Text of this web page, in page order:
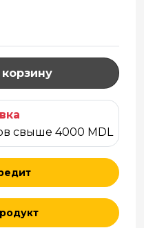
свыше 4000 MDL